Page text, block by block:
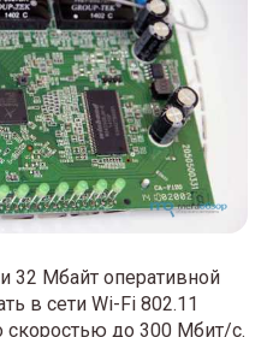
32 Мбайт оперативной
в сети Wi-Fi 802.11
скоростью до 300 Мбит/с.